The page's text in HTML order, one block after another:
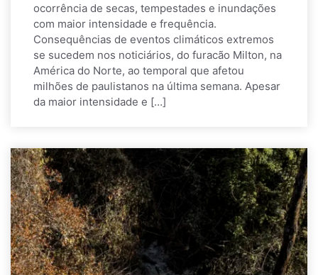
ocorrência de secas, tempestades e inundações
com maior intensidade e frequência.
Consequências de eventos climáticos extremos
se sucedem nos noticiários, do furacão Milton, na
América do Norte, ao temporal que afetou
milhões de paulistanos na última semana. Apesar
da maior intensidade e […]